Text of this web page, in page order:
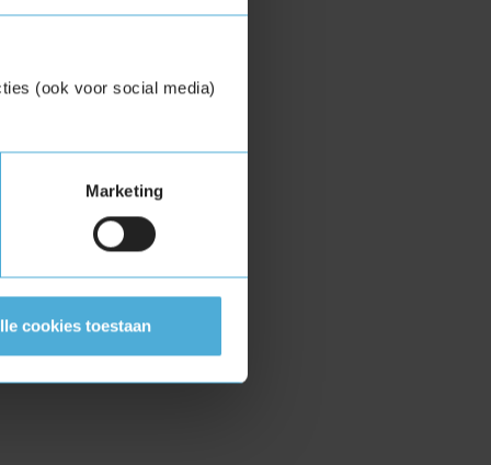
(ook voor social media)
Marketing
cookies toestaan